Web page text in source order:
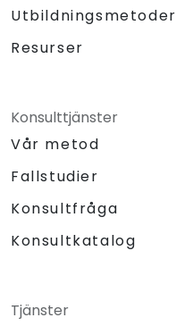
Utbildningsmetoder
Resurser
Konsulttjänster
Vår metod
Fallstudier
Konsultfråga
Konsultkatalog
Tjänster